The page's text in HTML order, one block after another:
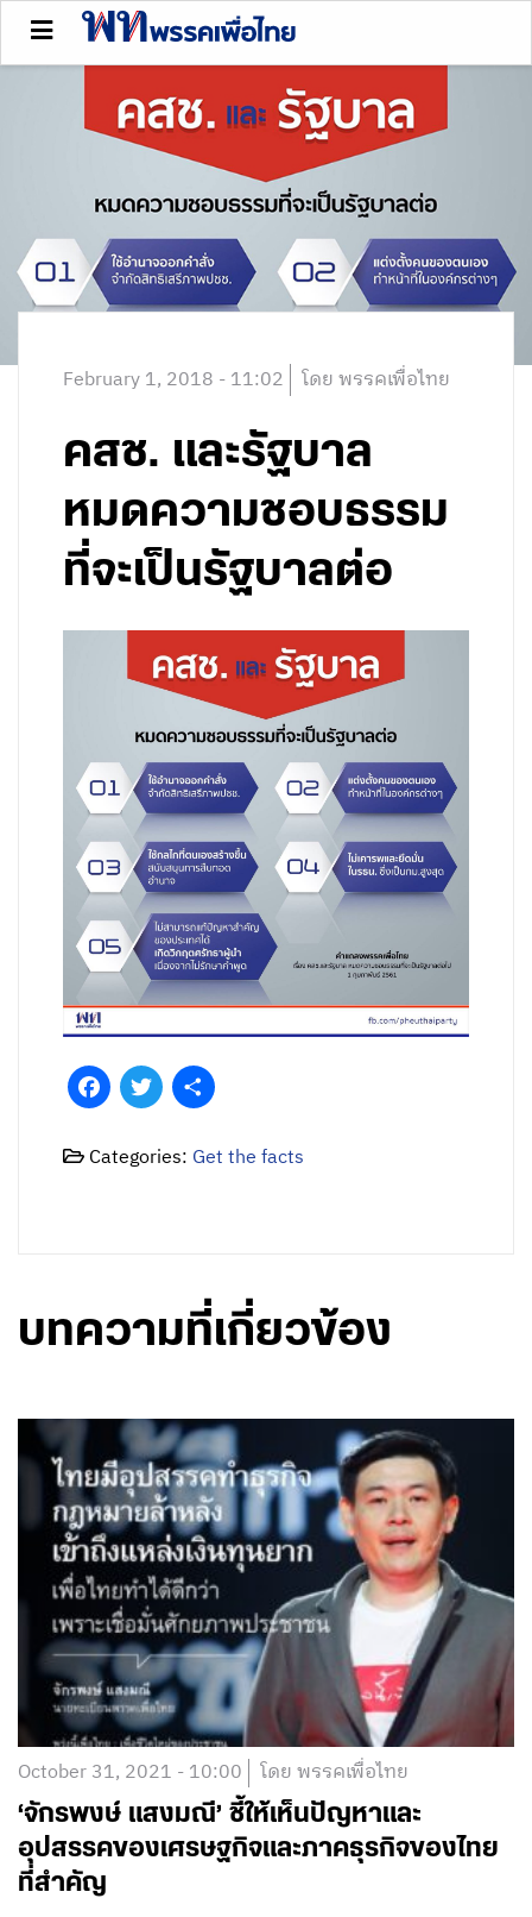
February 1, 2018 - 11:02 โดย พรรคเพื่อไทย
คสช. และรัฐบาล
หมดความชอบธรรม
ที่จะเป็นรัฐบาลต่อ
FacebookTwitter
Categories: Get the facts
บทความที่เกี่ยวข้อง
October 31, 2021 - 10:00 โดย พรรคเพื่อไทย
‘จักรพงษ์ แสงมณี’ ชี้ให้เห็นปัญหาและ
อุปสรรคของเศรษฐกิจและภาคธุรกิจของไทย
ที่สำคัญ